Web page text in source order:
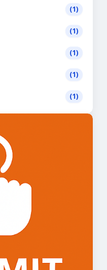
(1)
(1)
(1)
(1)
(1)